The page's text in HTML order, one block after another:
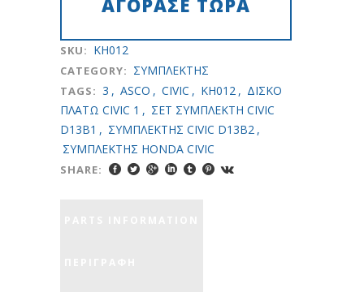
SKU: KH012
CATEGORY: ΣYMΠΛEKTHΣ
TAGS: 3 , ASCO , CIVIC , KH012 , ΔΙΣΚΟ
ΠΛΑΤΩ CIVIC 1 , ΣΕΤ ΣΥΜΠΛΕΚΤΗ CIVIC
D13B1 , ΣΥΜΠΛΕΚΤΗΣ CIVIC D13B2 ,
ΣΥΜΠΛΕΚΤΗΣ HONDA CIVIC
SHARE: